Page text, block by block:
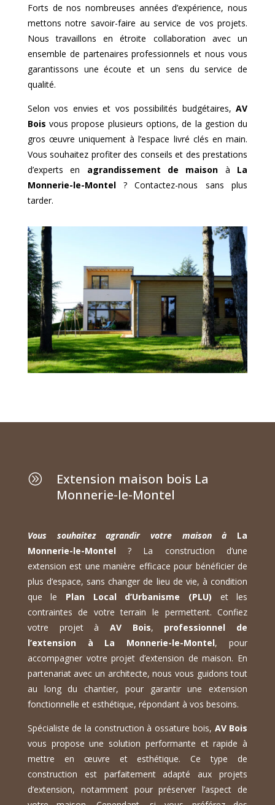
Forts de nos nombreuses années d’expérience, nous
mettons notre savoir-faire au service de vos projets.
Nous travaillons en étroite collaboration avec un
ensemble de partenaires professionnels et nous vous
garantissons une écoute et un sens du service de
qualité.
Selon vos envies et vos possibilités budgétaires,AV
Bois vous propose plusieurs options, de la gestion du
gros œuvre uniquement à l’espace livré clés en main.
Vous souhaitez profiter des conseils et des prestations
d’experts en agrandissement de maison à La
Monnerie-le-Montel? Contactez-nous sans plus
tarder.
A
Extension maison bois La
Monnerie-le-Montel
Vous souhaitez agrandir votre maison à La
Monnerie-le-Montel? La construction d’une
extension est une manière efficace pour bénéficier de
plus d’espace, sans changer de lieu de vie, à condition
que le Plan Local d’Urbanisme (PLU) et les
contraintes de votre terrain le permettent. Confiez
votre projet à AV Bois, professionnel de
l’extension à La Monnerie-le-Montel, pour
accompagner votre projet d’extension de maison. En
partenariat avec un architecte, nous vous guidons tout
au long du chantier, pour garantir une extension
fonctionnelle et esthétique, répondant à vos besoins.
Spécialiste de la construction à ossature bois, AV Bois
vous propose une solution performante et rapide à
mettre en œuvre et esthétique. Ce type de
construction est parfaitement adapté aux projets
d’extension, notamment pour préserver l’aspect de